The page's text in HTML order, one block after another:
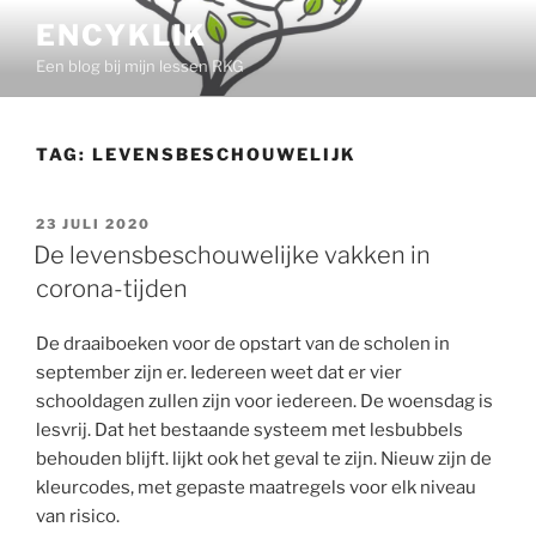
inhoud
ENCYKLIK
Een blog bij mijn lessen RKG
TAG: LEVENSBESCHOUWELIJK
GEPLAATST
OP
23 JULI 2020
De levensbeschouwelijke vakken in
corona-tijden
De draaiboeken voor de opstart van de scholen in
september zijn er. Iedereen weet dat er vier
schooldagen zullen zijn voor iedereen. De woensdag is
lesvrij. Dat het bestaande systeem met lesbubbels
behouden blijft. lijkt ook het geval te zijn. Nieuw zijn de
kleurcodes, met gepaste maatregels voor elk niveau
van risico.